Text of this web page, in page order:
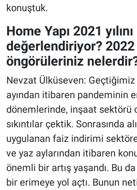
konuştuk.
Home Yapı 2021 yılını
değerlendiriyor?
öngörüleriniz
Nevzat Ülküseven: Geçtiğimiz
ayından itibaren pandeminin
dönemlerinde, inşaat sektörü
sıkıntılar çektik. Sonrasında
uygulanan faiz indirimi
ve yaz aylarından itibaren
önemli bir artış yaşandı. Bu
bir erimeye yol açtı. Bunun